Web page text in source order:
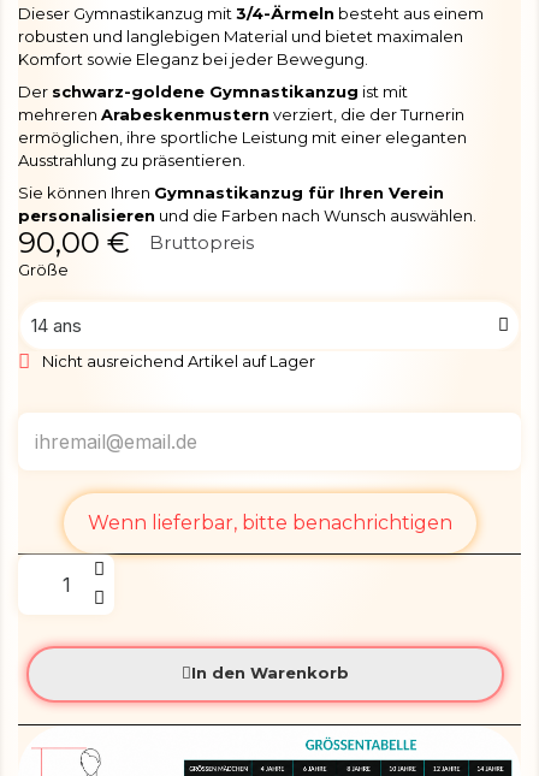
Dieser Gymnastikanzug mit 3/4-Ärmeln besteht aus einem
robusten und langlebigen Material und bietet maximalen
Komfort sowie Eleganz bei jeder Bewegung.
Der schwarz-goldene Gymnastikanzug ist mit
mehreren Arabeskenmustern verziert, die der Turnerin
ermöglichen, ihre sportliche Leistung mit einer eleganten
Ausstrahlung zu präsentieren.
Sie können Ihren Gymnastikanzug für Ihren Verein
personalisieren und die Farben nach Wunsch auswählen.
90,00 € Bruttopreis
Größe
Nicht ausreichend Artikel auf Lager
Wenn lieferbar, bitte benachrichtigen
In den Warenkorb